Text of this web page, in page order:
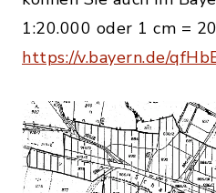
1:20.000 oder 1 cm =
https://v.bayern.de/